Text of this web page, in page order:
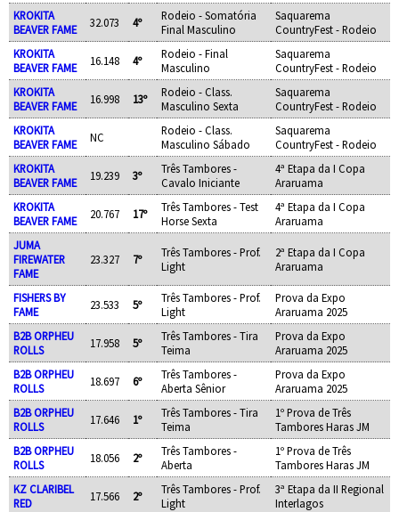
KROKITA
BEAVER FAME
32.073 4º
Rodeio - Somatória
Final Masculino
Saquarema
CountryFest - Rodeio
KROKITA
BEAVER FAME
16.148 4º
Rodeio - Final
Masculino
Saquarema
CountryFest - Rodeio
KROKITA
BEAVER FAME
16.998 13º
Rodeio - Class.
Masculino Sexta
Saquarema
CountryFest - Rodeio
KROKITA
BEAVER FAME
NC
Rodeio - Class.
Masculino Sábado
Saquarema
CountryFest - Rodeio
KROKITA
BEAVER FAME
19.239 3º
Três Tambores -
Cavalo Iniciante
4ª Etapa da I Copa
Araruama
KROKITA
BEAVER FAME
20.767 17º
Três Tambores - Test
Horse Sexta
4ª Etapa da I Copa
Araruama
JUMA
FIREWATER
FAME
23.327 7º
Três Tambores - Prof.
Light
2ª Etapa da I Copa
Araruama
FISHERS BY
FAME
23.533 5º
Três Tambores - Prof.
Light
Prova da Expo
Araruama 2025
B2B ORPHEU
ROLLS
17.958 5º
Três Tambores - Tira
Teima
Prova da Expo
Araruama 2025
B2B ORPHEU
ROLLS
18.697 6º
Três Tambores -
Aberta Sênior
Prova da Expo
Araruama 2025
B2B ORPHEU
ROLLS
17.646 1º
Três Tambores - Tira
Teima
1º Prova de Três
Tambores Haras JM
B2B ORPHEU
ROLLS
18.056 2º
Três Tambores -
Aberta
1º Prova de Três
Tambores Haras JM
KZ CLARIBEL
RED
17.566 2º
Três Tambores - Prof.
Light
3ª Etapa da II Regional
Interlagos